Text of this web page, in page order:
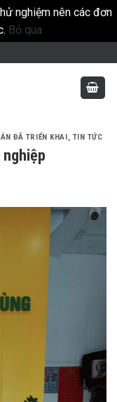
nghiệm nên các đơn
Bỏ qua
ĐÃ TRIỂN KHAI, TIN TỨC